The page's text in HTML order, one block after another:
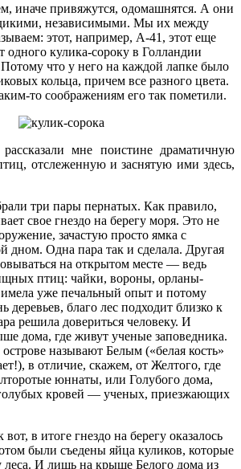
иначе привяжутся, одомашнятся. А они
независимыми. Мы их между
этот, например, А-41, этот еще
одного кулика-сороку в Голландии
что у него на каждой лапке было
кольца, причем все разного цвета.
то соображениям его так пометили.
мне поистине драматичную
отслеженную и заснятую ими здесь,
три пары пернатых. Как правило,
свое гнездо на берегу моря. Это не
зачастую просто ямка с
дном. Одна пара так и сделала. Другая
на открытом месте — ведь
птиц: чайки, вороны, орланы-
уже печальный опыт и потому
деревьев, благо лес подходит близко к
решила довериться человеку. И
дома, где живут ученые заповедника.
называют Белым («белая кость»
в отличие, скажем, от Желтого, где
юннаты, или Голубого дома,
кровей — ученых, приезжающих
в итоге гнездо на берегу оказалось
были съедены яйца куликов, которые
леса. И лишь на крыше Белого дома из